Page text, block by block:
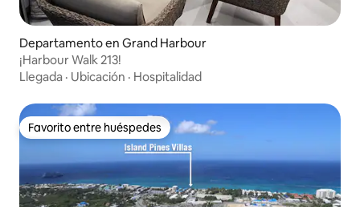
Departamento en Grand Harbour
¡Harbour Walk 213!
Llegada · Ubicación · Hospitalidad
Favorito entre huéspedes
Favorito entre huéspedes